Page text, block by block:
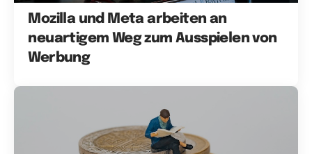
Mozilla und Meta arbeiten an
neuartigem Weg zum Ausspielen von
Werbung